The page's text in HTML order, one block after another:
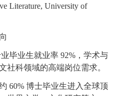
Literature, University of
业生就业率 92%，学术与
社科领域的高端岗位需求。
博士毕业生进入全球顶